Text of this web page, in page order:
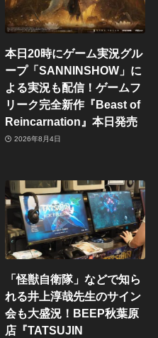
本日20時にゲーム実況グル
ープ「SANNINSHOW」に
よる実況も配信！ゲームフ
リーク完全新作『Beast of
Reincarnation』本日発売
2026年8月4日
「怪獣自衛隊」などで知ら
れる井上淳哉先生のサイン
会も大盛況！BEEP秋葉原
店『TATSUJIN